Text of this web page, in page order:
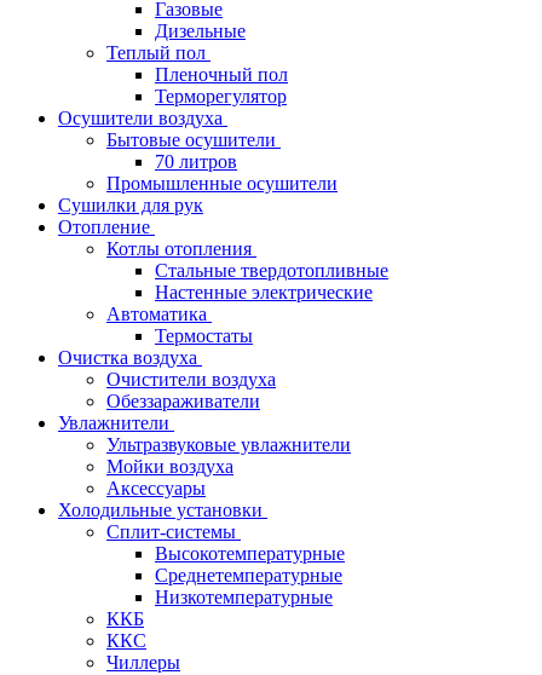
Газовые
Дизельные
Теплый пол
Пленочный пол
Терморегулятор
Осушители воздуха
Бытовые осушители
70 литров
Промышленные осушители
Сушилки для рук
Отопление
Котлы отопления
Стальные твердотопливные
Настенные электрические
Автоматика
Термостаты
Очистка воздуха
Очистители воздуха
Обеззараживатели
Увлажнители
Ультразвуковые увлажнители
Мойки воздуха
Аксессуары
Холодильные установки
Сплит-системы
Высокотемпературные
Среднетемпературные
Низкотемпературные
ККБ
ККС
Чиллеры